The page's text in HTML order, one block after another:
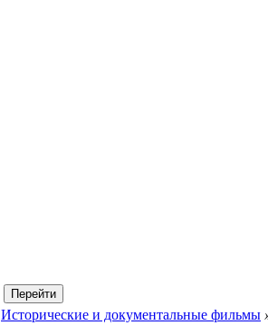
Исторические и документальные фильмы